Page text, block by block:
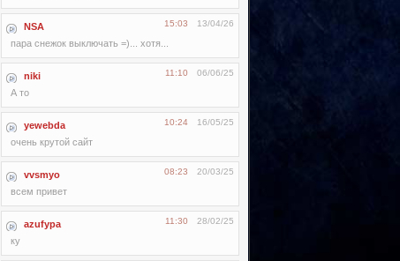
NSA 13/04/26
15:03
пара снежок выключать =)... хотя...
niki 06/06/25
11:10
А то
yewebda 16/05/25
10:24
очень крутой сайт
vvsmyo 20/03/25
08:23
всем привет
azufypa 28/02/25
11:30
ку